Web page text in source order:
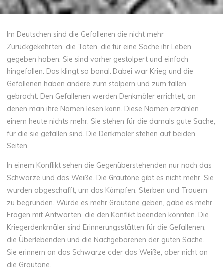
Im Deutschen sind die Gefallenen die nicht mehr
Zurückgekehrten, die Toten, die für eine Sache ihr Leben
gegeben haben. Sie sind vorher gestolpert und einfach
hingefallen. Das klingt so banal. Dabei war Krieg und die
Gefallenen haben andere zum stolpern und zum fallen
gebracht. Den Gefallenen werden Denkmäler errichtet, an
denen man ihre Namen lesen kann. Diese Namen erzählen
einem heute nichts mehr. Sie stehen für die damals gute Sache,
für die sie gefallen sind. Die Denkmäler stehen auf beiden
Seiten.
In einem Konflikt sehen die Gegenüberstehenden nur noch das
Schwarze und das Weiße. Die Grautöne gibt es nicht mehr. Sie
wurden abgeschafft, um das Kämpfen, Sterben und Trauern
zu begründen. Würde es mehr Grautöne geben, gäbe es mehr
Fragen mit Antworten, die den Konflikt beenden könnten. Die
Kriegerdenkmäler sind Erinnerungsstätten für die Gefallenen,
die Überlebenden und die Nachgeborenen der guten Sache.
Sie erinnern an das Schwarze oder das Weiße, aber nicht an
die Grautöne.